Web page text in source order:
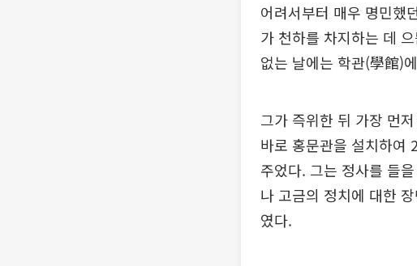
어려서부터 매우 명민했
가 천하를 차지하는 데
없는 날에는 학관(學館)
그가 즉위한 뒤 가장 먼
바로 홍문관을 설치하여
주었다. 그는 정사를 들
나 고금의 정치에 대한
였다.